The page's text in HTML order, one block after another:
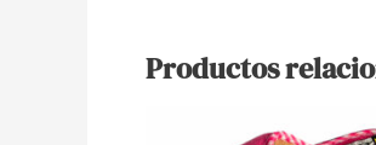
Productos